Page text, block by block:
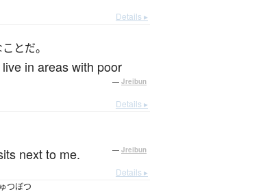
Details ▸
とだ。
in areas with poor
— Jreibun
Details ▸
next to me. — Jreibun
Details ▸
つぼつ